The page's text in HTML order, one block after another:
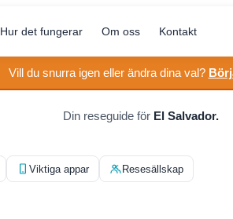
Hur det fungerar Om oss Kontakt
Vill du snurra igen eller ändra dina val?
Din reseguide för El Salvador.
Viktiga appar Resesällskap